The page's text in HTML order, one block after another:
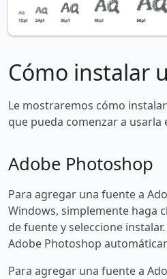
Cómo instalar
Le mostraremos cómo
que pueda comenzar a usarla
Adobe Photoshop
Para agregar una fuente a
Windows, simplemente haga
de fuente y seleccione
Adobe Photoshop
Para agregar una fuente a